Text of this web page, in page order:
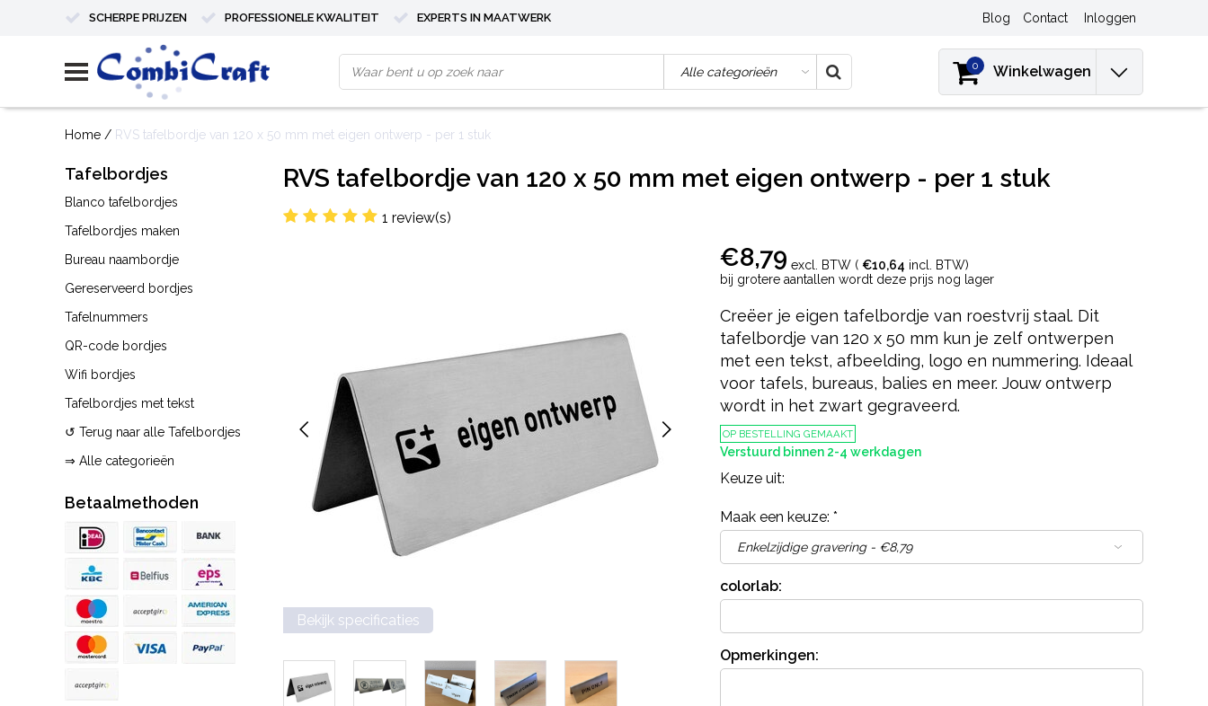
SCHERPE PRIJZEN PROFESSIONELE KWALITEIT EXPERTS IN MAATWERK Blog Contact Inloggen
0 Winkelwagen
Home / RVS tafelbordje van 120 x 50 mm met eigen ontwerp - per 1 stuk
Tafelbordjes
Blanco tafelbordjes
Tafelbordjes maken
Bureau naambordje
Gereserveerd bordjes
Tafelnummers
QR-code bordjes
Wifi bordjes
Tafelbordjes met tekst
↺ Terug naar alle Tafelbordjes
⇒ Alle categorieën
Betaalmethoden
RVS tafelbordje van 120 x 50 mm met eigen ontwerp - per 1 stuk
1 review(s)
Bekijk specificaties
€8,79 excl. BTW ( €10,64 incl. BTW)
bij grotere aantallen wordt deze prijs nog lager
Creëer je eigen tafelbordje van roestvrij staal. Dit
tafelbordje van 120 x 50 mm kun je zelf ontwerpen
met een tekst, afbeelding, logo en nummering. Ideaal
voor tafels, bureaus, balies en meer. Jouw ontwerp
wordt in het zwart gegraveerd.
OP BESTELLING GEMAAKT
Verstuurd binnen 2-4 werkdagen
Keuze uit:
Maak een keuze: *
colorlab:
Opmerkingen: